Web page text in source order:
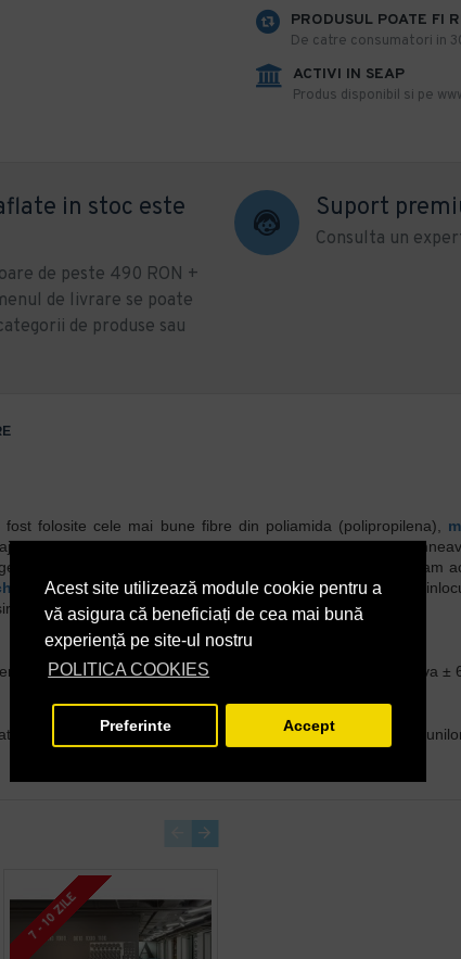
Acest site utilizează module cookie pentru a
vă asigura că beneficiați de cea mai bună
experiență pe site-ul nostru
POLITICA COOKIES
Preferinte Accept
PRODUSUL POATE FI
De catre consumatori in
ACTIVI IN SEAP
Produs disponibil si pe
in stoc este
de peste 490 RON +
de livrare se poate
de produse sau
Suport
Consulta un
7 - 10 ZILE
folosite cele mai bune fibre din poliamida (polipropilena),
in sensul clarificarii potrivirii produsului cu dorintele
potrivita in raport cu nevoia dumneavoastra, recomandam
este usurinta si flexibilitatea cu care pot fi instalate sau
mochetei rola.
este cuprinsa intre 15°C si 25°C, umiditatea relativa ±
absoluta. Prin urmare recomandam accesarea